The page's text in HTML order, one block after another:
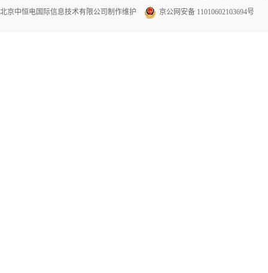
北京中恒电国际信息技术有限公司 制作维护 京公网安备 11010602103694号